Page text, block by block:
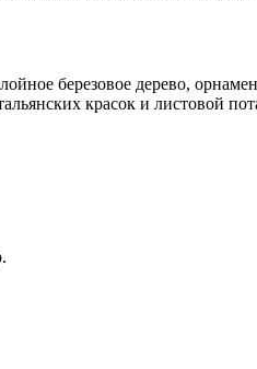
березовое дерево,
красок и листовой